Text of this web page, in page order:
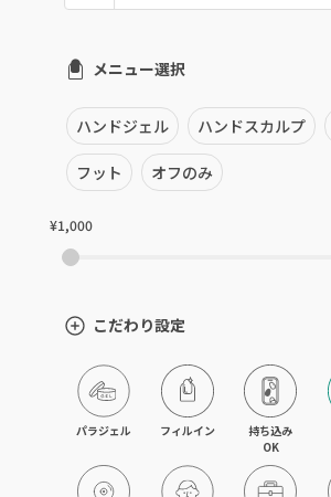
銀座・新橋・有楽町
恵比寿・代官山・中目黒
自由が丘・学芸大学
下北沢・代々木上原
目黒・戸越・武蔵小山
北千住・町屋・亀有
錦糸町・小岩・青砥
メニュー選択
ハンドジェル ハンドスカルプ
フット オフのみ
¥1,000
こだわり設定
パラジェル フィルイン
持ち込み
OK